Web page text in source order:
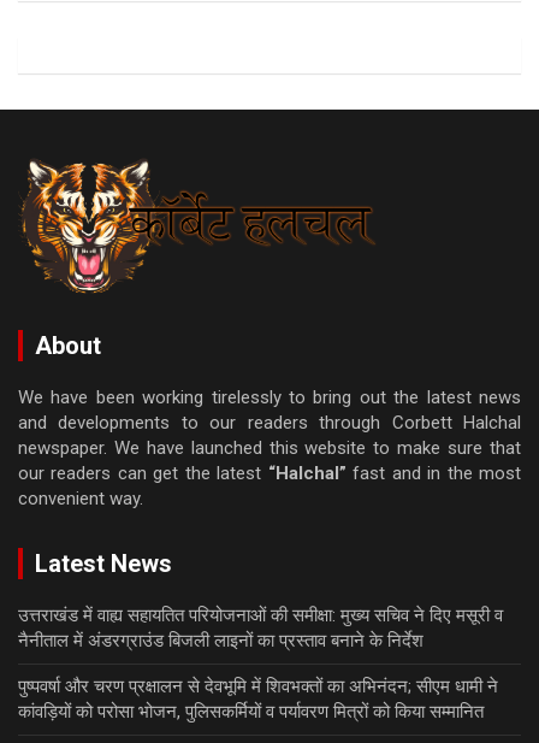
About
We have been working tirelessly to bring out the latest news
and developments to our readers through Corbett Halchal
newspaper. We have launched this website to make sure that
our readers can get the latest “Halchal” fast and in the most
convenient way.
Latest News
उत्तराखंड में वाह्य सहायतित परियोजनाओं की समीक्षा: मुख्य सचिव ने दिए मसूरी व
नैनीताल में अंडरग्राउंड बिजली लाइनों का प्रस्ताव बनाने के निर्देश
पुष्पवर्षा और चरण प्रक्षालन से देवभूमि में शिवभक्तों का अभिनंदन; सीएम धामी ने
कांवड़ियों को परोसा भोजन, पुलिसकर्मियों व पर्यावरण मित्रों को किया सम्मानित